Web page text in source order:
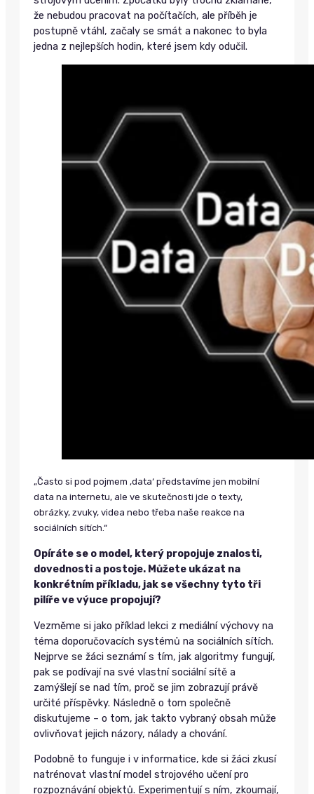
že nebudou pracovat na počítačích, ale příběh je
postupně vtáhl, začaly se smát a nakonec to byla
jedna z nejlepších hodin, které jsem kdy odučil.
„Často si pod pojmem ‚data‘ představíme jen mobilní
data na internetu, ale ve skutečnosti jde o texty,
obrázky, zvuky, videa nebo třeba naše reakce na
sociálních sítích.“
Opíráte se o model, který propojuje znalosti,
dovednosti a postoje. Můžete ukázat na
konkrétním příkladu, jak se všechny tyto tři
pilíře ve výuce propojují?
Vezměme si jako příklad lekci z mediální výchovy na
téma doporučovacích systémů na sociálních sítích.
Nejprve se žáci seznámí s tím, jak algoritmy fungují,
pak se podívají na své vlastní sociální sítě a
zamýšlejí se nad tím, proč se jim zobrazují právě
určité příspěvky. Následně o tom společně
diskutujeme – o tom, jak takto vybraný obsah může
ovlivňovat jejich názory, nálady a chování.
Podobně to funguje i v informatice, kde si žáci zkusí
natrénovat vlastní model strojového učení pro
rozpoznávání objektů. Experimentují s ním, zkoumají,